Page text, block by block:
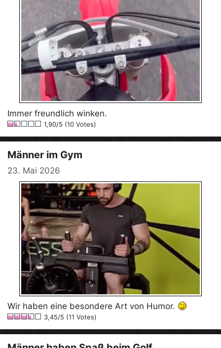
Immer freundlich winken.
1,90/5 (10 Votes)
Männer im Gym
23. Mai 2026
Wir haben eine besondere Art von Humor.
3,45/5 (11 Votes)